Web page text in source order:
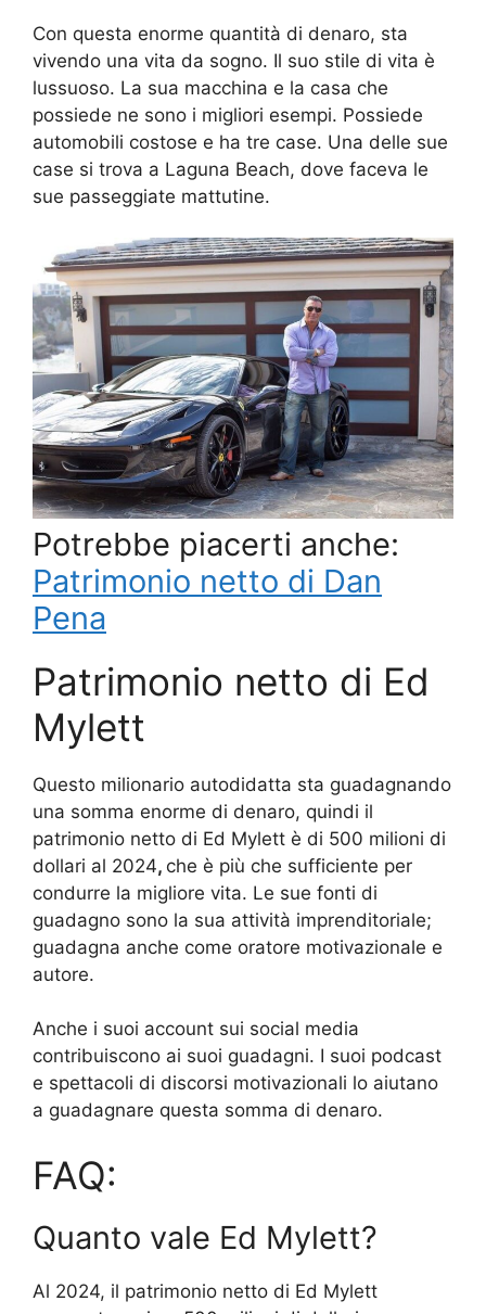
Con questa enorme quantità di denaro, sta
vivendo una vita da sogno. Il suo stile di vita è
lussuoso. La sua macchina e la casa che
possiede ne sono i migliori esempi. Possiede
automobili costose e ha tre case. Una delle sue
case si trova a Laguna Beach, dove faceva le
sue passeggiate mattutine.
Potrebbe piacerti anche:
Patrimonio netto di Dan
Pena
Patrimonio netto di Ed
Mylett
Questo milionario autodidatta sta guadagnando
una somma enorme di denaro, quindi il
patrimonio netto di Ed Mylett è di 500 milioni di
dollari al 2024, che è più che sufficiente per
condurre la migliore vita. Le sue fonti di
guadagno sono la sua attività imprenditoriale;
guadagna anche come oratore motivazionale e
autore.
Anche i suoi account sui social media
contribuiscono ai suoi guadagni. I suoi podcast
e spettacoli di discorsi motivazionali lo aiutano
a guadagnare questa somma di denaro.
FAQ:
Quanto vale Ed Mylett?
Al 2024, il patrimonio netto di Ed Mylett